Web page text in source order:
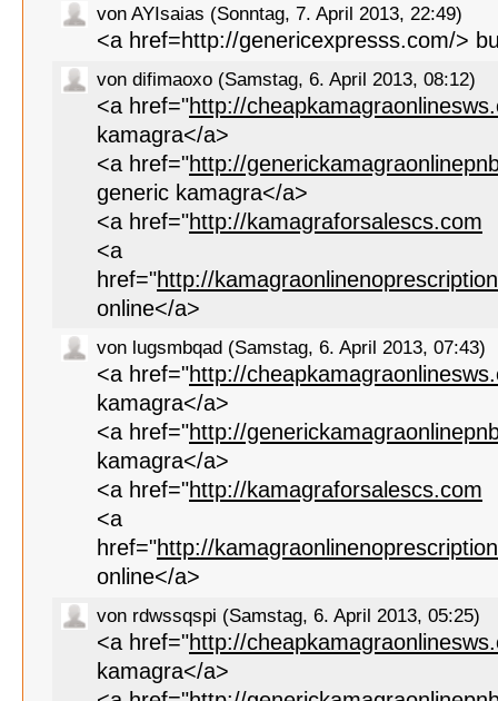
von AYIsaias (Sonntag, 7. April 2013, 22:49)
<a href=http://genericexpresss.com/>
von difimaoxo (Samstag, 6. April 2013, 08:12)
<a href="http://
kamagra</a>
<a href="http://
generic kamagra</a>
<a href="http://kamagraforsalescs.com
<a
href="http://
online</a>
von lugsmbqad (Samstag, 6. April 2013, 07:43)
<a href="http://
kamagra</a>
<a href="http://
kamagra</a>
<a href="http://kamagraforsalescs.com
<a
href="http://
online</a>
von rdwssqspi (Samstag, 6. April 2013, 05:25)
<a href="http://
kamagra</a>